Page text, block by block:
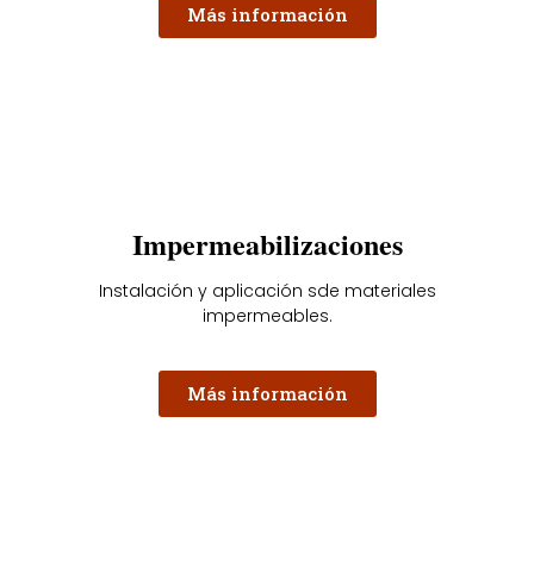
Más información
Impermeabilizaciones
Instalación y aplicación sde materiales
impermeables.
Más información